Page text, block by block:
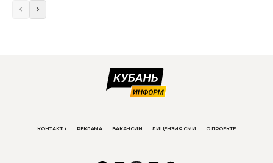
КОНТАКТЫ РЕКЛАМА ВАКАНСИИ ЛИЦЕНЗИЯ СМИ О ПРОЕКТЕ